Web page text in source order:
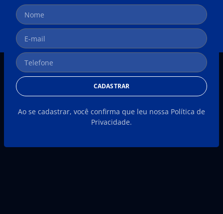
CADASTRAR
Ao se cadastrar, você confirma que leu nossa Política de
Privacidade.